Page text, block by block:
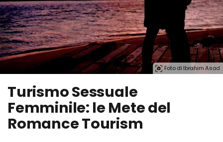
Foto di Ibrahim Asad.
Turismo Sessuale
Femminile: le Mete del
Romance Tourism